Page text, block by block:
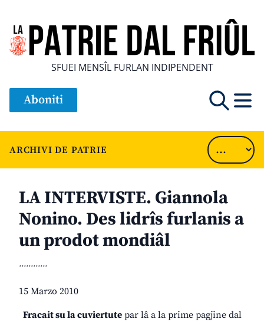
SFUEI MENSÎL FURLAN INDIPENDENT
Aboniti
ARCHIVI DE PATRIE
LA INTERVISTE. Giannola
Nonino. Des lidrîs furlanis a
un prodot mondiâl
............
15 Marzo 2010
Fracait su la cuviertutepar lâ a la prime pagjine dal